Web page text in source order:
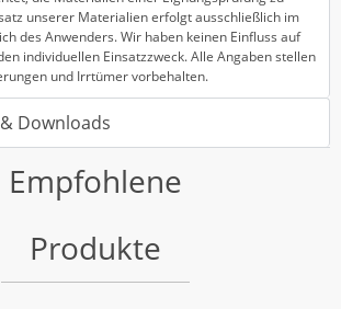
unserer Materialien erfolgt ausschließlich im
des Anwenders. Wir haben keinen Einfluss auf
individuellen Einsatzzweck. Alle Angaben stellen
und Irrtümer vorbehalten.
Downloads
Empfohlene
Produkte